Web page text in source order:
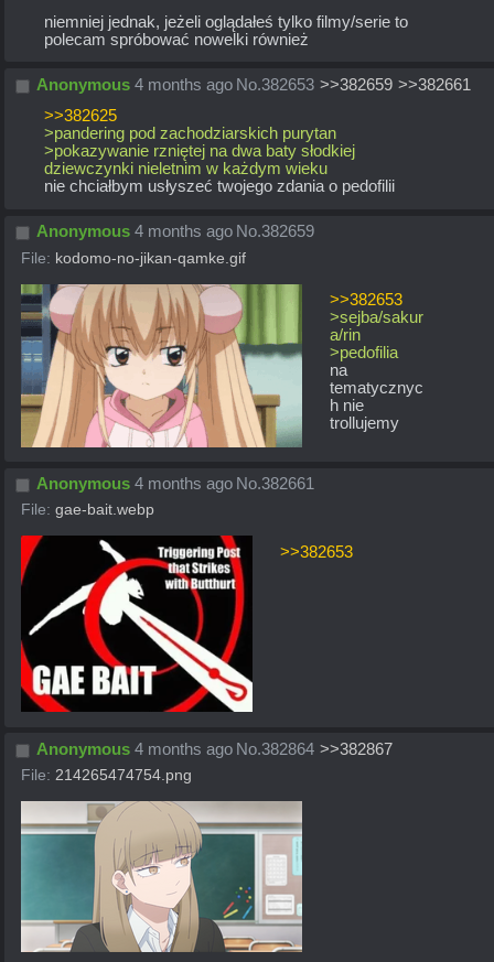
niemniej jednak, jeżeli oglądałeś tylko filmy/serie to
polecam spróbować nowelki również
Anonymous 4 months ago No.382653 >>382659 >>382661
>>382625
>pandering pod zachodziarskich purytan
>pokazywanie rzniętej na dwa baty słodkiej
dziewczynki nieletnim w każdym wieku
nie chciałbym usłyszeć twojego zdania o pedofilii
Anonymous 4 months ago No.382659
File: kodomo-no-jikan-qamke.gif
>>382653
>sejba/sakur
a/rin
>pedofilia
na
tematycznyc
h nie
trollujemy
Anonymous 4 months ago No.382661
File: gae-bait.webp
>>382653
Anonymous 4 months ago No.382864 >>382867
File: 214265474754.png